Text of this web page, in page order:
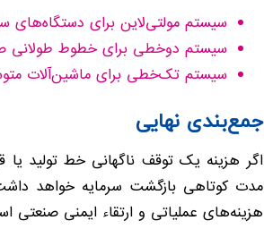
سیستم مولتی‌لاین برای دستگاه‌های
سیستم دوخطی برای خطوط طولانی
سیستم تک‌خطی برای ماشین‌آلات
جمع‌بندی نهایی
اگر هزینه یک توقف ناگهانی خط تولید یا
مدت کوتاهی بازگشت سرمایه خواهد
هزینه‌های عملیاتی و ارتقاء ایمنی صنعتی